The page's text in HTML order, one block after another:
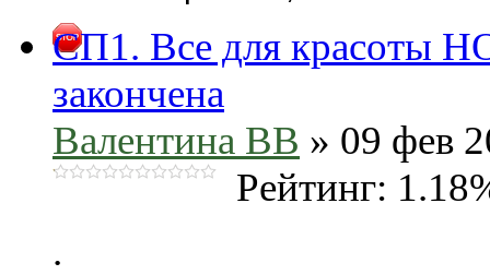
СП1. Все для красоты
закончена
Валентина ВВ » 09 фев
Рейтинг:
.